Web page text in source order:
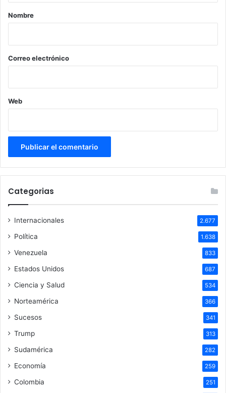
r
*
Nombre
Correo electrónico
Web
Categorias
Internacionales 2.677
Política 1.638
Venezuela 833
Estados Unidos 687
Ciencia y Salud 534
Norteamérica 366
Sucesos 341
Trump 313
Sudamérica 282
Economía 259
Colombia 251